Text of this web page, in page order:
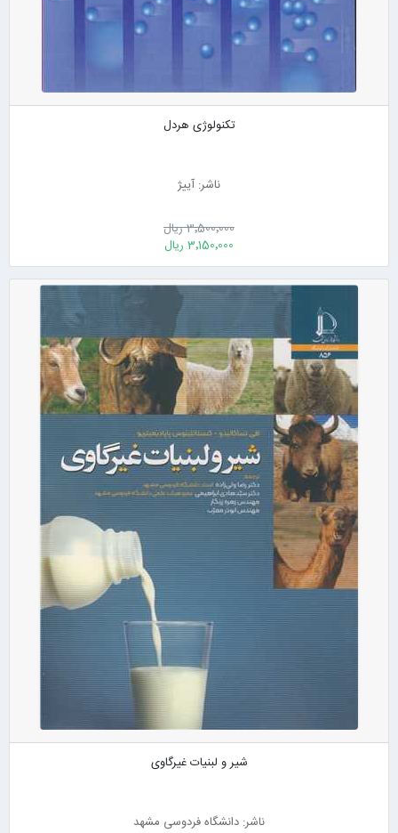
تکنولوژی هردل
ناشر: آییژ
3٬500٬000 ریال
3٬150٬000 ریال
شیر و لبنیات غیرگاوی
ناشر: دانشگاه فردوسی مشهد